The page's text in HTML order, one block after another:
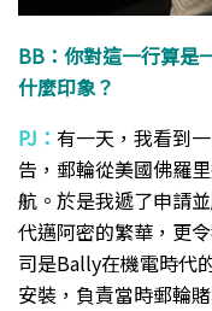
BB：你對這一行算是
什麼印象？
PJ： 有一天，我看到
告，郵輪從美國佛羅
航。於是我遞了申請
代邁阿密的繁華，更
司是Bally在機電時代
安裝，負責當時郵輪